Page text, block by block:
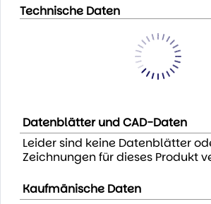
Technische Daten
Datenblätter und CAD-Daten
Leider sind keine Datenblätter
Zeichnungen für dieses Produkt
Kaufmänische Daten